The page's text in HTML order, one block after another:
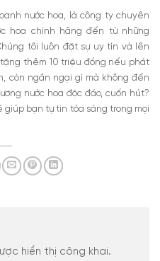
nước hoa, là công ty chuyên
hoa chính hãng đến từ những
tôi luôn đặt sự uy tín và lên
thêm 10 triệu đồng nếu phát
còn ngần ngại gì mà không đến
nước hoa độc đáo, cuốn hút?
giúp bạn tự tin tỏa sáng trong mọi
hiển thị công khai.